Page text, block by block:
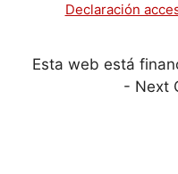
Declaración
Esta web está
- Next